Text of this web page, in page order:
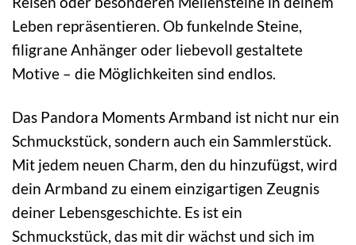
Leben repräsentieren. Ob funkelnde Steine,
filigrane Anhänger oder liebevoll gestaltete
Motive – die Möglichkeiten sind endlos.
Das Pandora Moments Armband ist nicht nur ein
Schmuckstück, sondern auch ein Sammlerstück.
Mit jedem neuen Charm, den du hinzufügst, wird
dein Armband zu einem einzigartigen Zeugnis
deiner Lebensgeschichte. Es ist ein
Schmuckstück, das mit dir wächst und sich im